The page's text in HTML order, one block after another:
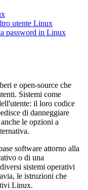
utente Linux
password in Linux
e open-source che
Sistemi come
il loro codice
di danneggiare
le opzioni a
software attorno alla
o di una
sistemi operativi
le istruzioni che
Linux.